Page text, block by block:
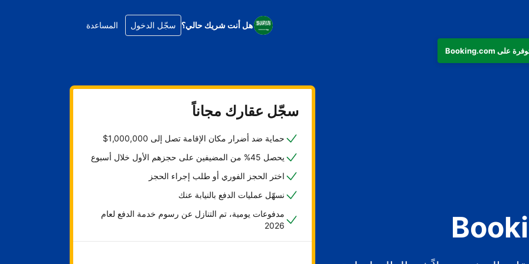
هل أنت شريك حالي؟ سجّل الدخول المساعدة
سجّل عقارك مجاناً
حماية ضد أضرار مكان الإقامة تصل إلى 1,000,000$
يحصل 45% من المضيفين على حجزهم الأول خلال أسبوع
اختر الحجز الفوري أو طلب إجراء الحجز
نسهّل عمليات الدفع بالنيابة عنك
مدفوعات يومية، تم التنازل عن رسوم خدمة الدفع لعام
2026